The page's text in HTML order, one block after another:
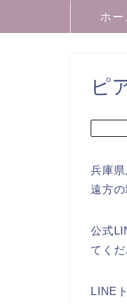
ホー
ピ
兵庫県
遠方
公式
てくだ
LINE